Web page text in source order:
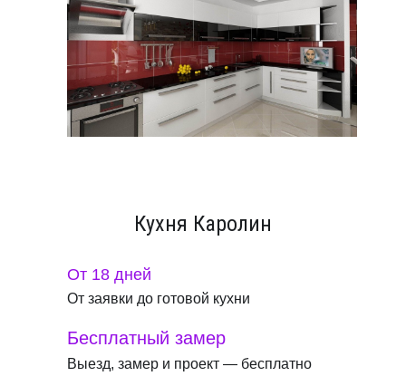
Кухня Каролин
От 18 дней
От заявки до готовой кухни
Бесплатный замер
Выезд, замер и проект — бесплатно